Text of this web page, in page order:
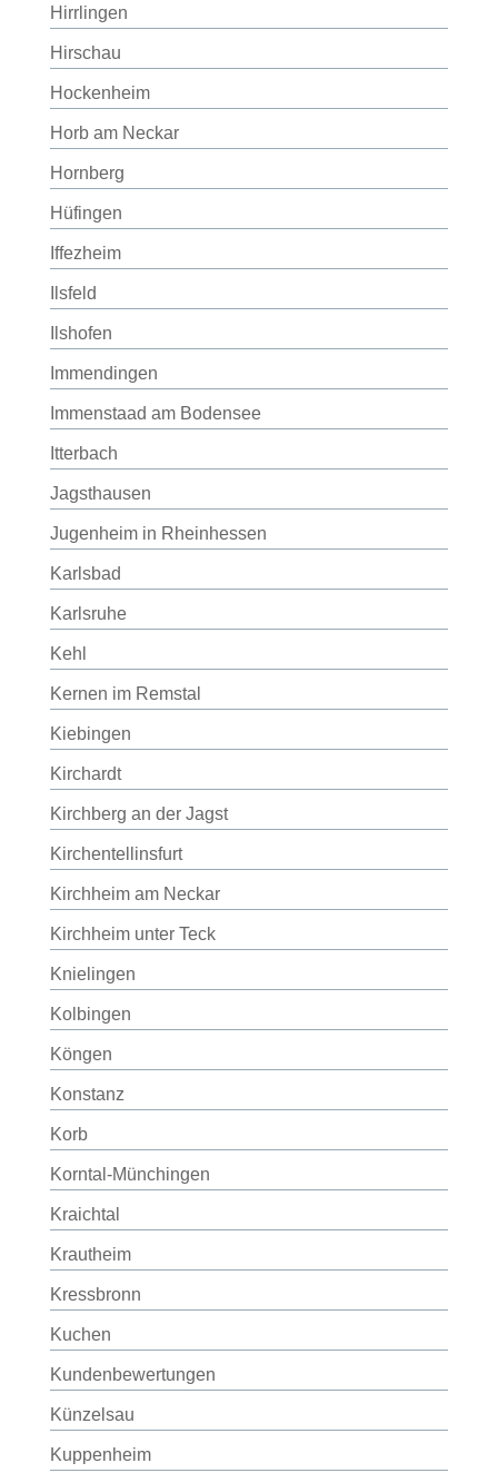
Hirrlingen
Hirschau
Hockenheim
Horb am Neckar
Hornberg
Hüfingen
Iffezheim
Ilsfeld
Ilshofen
Immendingen
Immenstaad am Bodensee
Itterbach
Jagsthausen
Jugenheim in Rheinhessen
Karlsbad
Karlsruhe
Kehl
Kernen im Remstal
Kiebingen
Kirchardt
Kirchberg an der Jagst
Kirchentellinsfurt
Kirchheim am Neckar
Kirchheim unter Teck
Knielingen
Kolbingen
Köngen
Konstanz
Korb
Korntal-Münchingen
Kraichtal
Krautheim
Kressbronn
Kuchen
Kundenbewertungen
Künzelsau
Kuppenheim